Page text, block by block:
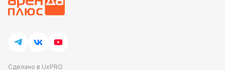
Сделано в UxPRO